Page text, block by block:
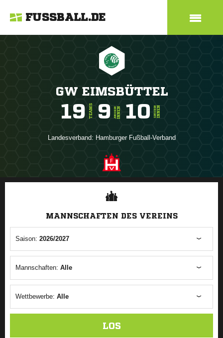
FUSSBALL.DE
GW EIMSBÜTTEL
19 TEAMS 9 JUNIORENINNEN 10 SENIORENINNEN
Landesverband: Hamburger Fußball-Verband
ANZEIGE
MANNSCHAFTEN DES VEREINS
Saison: 2026/2027
Mannschaften: Alle
Wettbewerbe: Alle
LOS